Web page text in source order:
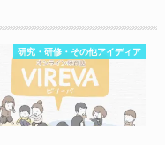
研究・研修・その他アイディア